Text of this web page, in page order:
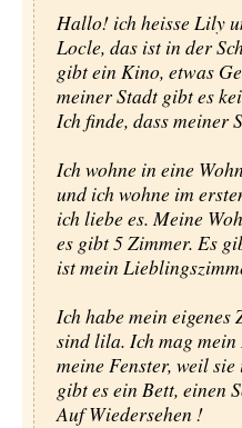
Hallo! ich heisse Lily
Locle, das ist in der
gibt ein Kino, etwas
meiner Stadt gibt es
Ich finde, dass meiner
Ich wohne in eine
und ich wohne im
ich liebe es. Meine
es gibt 5 Zimmer. Es
ist mein
Ich habe mein eigenes
sind lila. Ich mag mein
meine Fenster, weil
gibt es ein Bett, einen
Auf Wiedersehen !